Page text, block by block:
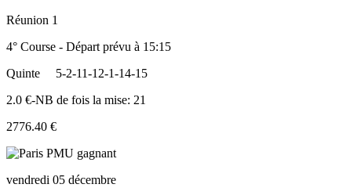
Réunion 1
4° Course - Départ prévu à 15:15
Quinte
5-2-11-12-1-14-15
2.0 €-NB de fois la mise: 21
2776.40 €
vendredi 05 décembre